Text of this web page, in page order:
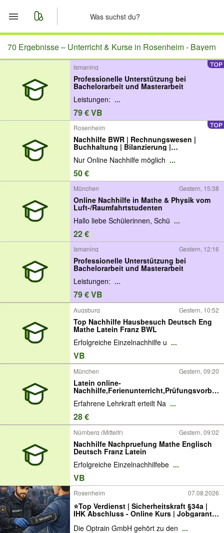
Start
Nachrichten
Anzeige aufgeben
70 Ergebnisse – Unterricht & Kurse in Rosenheim - Bayern
Ismaning
Professionelle Unterstützung bei
Bachelorarbeit und Masterarbeit
Leistungen: ...
79 € VB
Rosenheim
Nachhilfe BWR | Rechnungswesen |
Buchhaltung | Bilanzierung |
Prüfungsvorbereitung
Nur Online Nachhilfe möglich ...
50 €
München Gestern, 15:38
Online Nachhilfe in Mathe & Physik vom
Luft-/Raumfahrtstudenten
Hallo liebe Schülerinnen, Schü ...
22 €
Ismaning Gestern, 12:16
Professionelle Unterstützung bei
Bachelorarbeit und Masterarbeit
Leistungen: ...
79 € VB
Augsburg Gestern, 10:52
Top Nachhilfe Hausbesuch Deutsch Eng
Mathe Latein Franz BWL
Erfolgreiche Einzelnachhilfe u ...
VB
München Gestern, 09:20
Latein online-
Nachhilfe,Ferienunterricht,Prüfungsvorber
Erfahrene Lehrkraft erteilt Na ...
28 €
Nürnberg (Mittelfr) Gestern, 09:02
Nachhilfe Nachpruefung Mathe Englisch
Deutsch Franz Latein
Erfolgreiche Einzelnachhilfebe ...
VB
Rosenheim 07.08.2026
⭐Top Verdienst | Sicherheitskraft §34a |
IHK Abschluss - Online Kurs | Jobgarantie
| Security | 100% Förderung | Kostenloses
Tablett | NRW⭐ REF.: 312
Die Optrain GmbH gehört zu den ...